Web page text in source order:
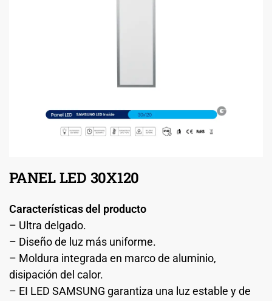
PANEL LED 30X120
Características del producto
– Ultra delgado.
– Diseño de luz más uniforme.
– Moldura integrada en marco de aluminio,
disipación del calor.
– EI LED SAMSUNG garantiza una luz estable y de